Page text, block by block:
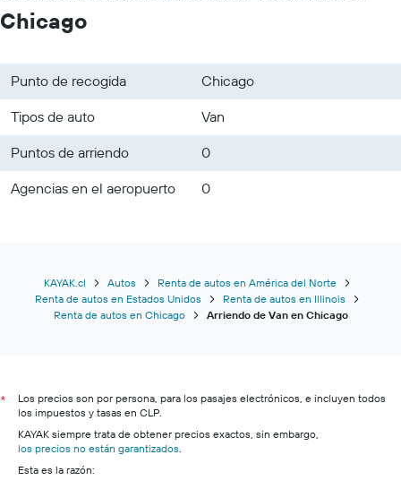
Chicago
Punto de recogida
Chicago
Tipos de auto
Van
Puntos de arriendo
0
Agencias en el aeropuerto
0
KAYAK.cl Autos
Renta de autos en América del Norte
Renta de autos en Estados Unidos
Renta de autos en Illinois
Renta de autos en Chicago
Arriendo de Van en Chicago
*
Los precios son por persona, para los pasajes electrónicos, e incluyen todos
los impuestos y tasas en CLP.
KAYAK siempre trata de obtener precios exactos, sin embargo,
los precios no están garantizados.
Esta es la razón: